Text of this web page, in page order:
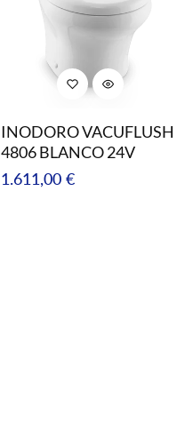
INODORO VACUFLUSH
4806 BLANCO 24V
Precio
1.611,00 €